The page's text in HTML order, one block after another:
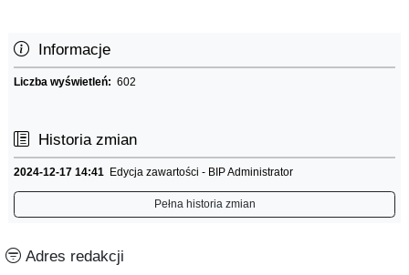
Informacje
Liczba wyświetleń: 602
Historia zmian
2024-12-17 14:41 Edycja zawartości - BIP Administrator
Pełna historia zmian
Adres redakcji